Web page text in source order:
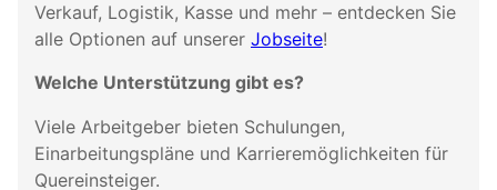
Verkauf, Logistik, Kasse und mehr – entdecken Sie
alle Optionen auf unserer Jobseite!
Welche Unterstützung gibt es?
Viele Arbeitgeber bieten Schulungen,
Einarbeitungspläne und Karrieremöglichkeiten für
Quereinsteiger.